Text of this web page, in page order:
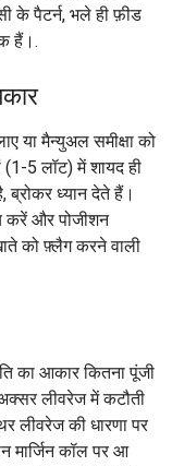
के पैटर्न, भले ही फ़ीड
हैं।.
या मैन्युअल समीक्षा को
(1-5 लॉट) में शायद ही
ध्यान देते हैं।
करें और पोजीशन
को फ़्लैग करने वाली
का आकार कितना पूंजी
लीवरेज में कटौती
लीवरेज की धारणा पर
मार्जिन कॉल पर आ